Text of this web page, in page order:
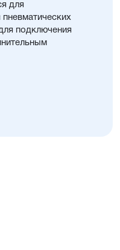
для
подключения